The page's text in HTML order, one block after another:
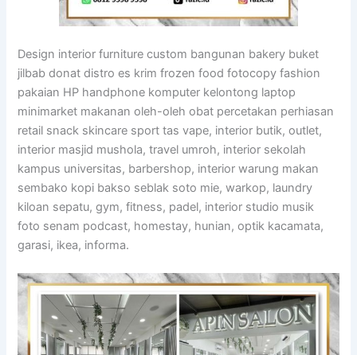
Design interior furniture custom bangunan bakery buket
jilbab donat distro es krim frozen food fotocopy fashion
pakaian HP handphone komputer kelontong laptop
minimarket makanan oleh-oleh obat percetakan perhiasan
retail snack skincare sport tas vape, interior butik, outlet,
interior masjid mushola, travel umroh, interior sekolah
kampus universitas, barbershop, interior warung makan
sembako kopi bakso seblak soto mie, warkop, laundry
kiloan sepatu, gym, fitness, padel, interior studio musik
foto senam podcast, homestay, hunian, optik kacamata,
garasi, ikea, informa.